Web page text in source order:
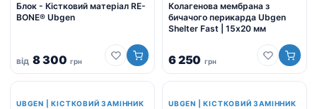
Блок - Кістковий матеріал RE-
BONE® Ubgen
від 8 300 грн
Колагенова мембрана з
бичачого перикарда Ubgen
Shelter Fast | 15х20 мм
6 250 грн
UBGEN | КІСТКОВИЙ ЗАМІННИК
UBGEN | КІСТКОВИЙ ЗАМІННИК